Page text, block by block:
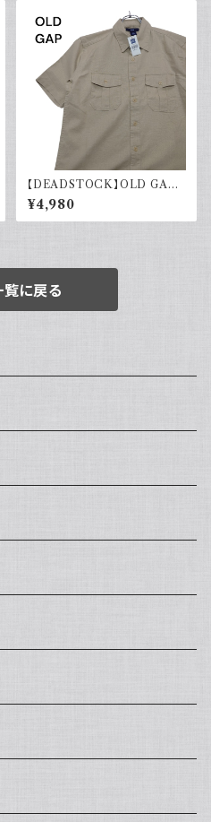
【DEADSTOCK】OLD GAP
オールドギャップ コットンリネン
シャツ 半袖 タグ付き 00s 古着
¥4,980
に戻る